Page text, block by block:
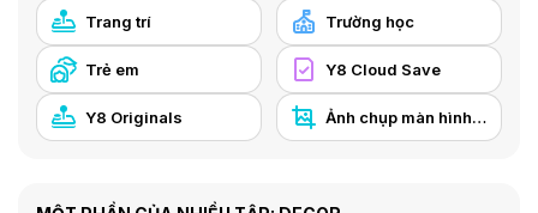
Trang trí Trường học
Trẻ em Y8 Cloud Save
Y8 Originals Ảnh chụp màn hình Y8